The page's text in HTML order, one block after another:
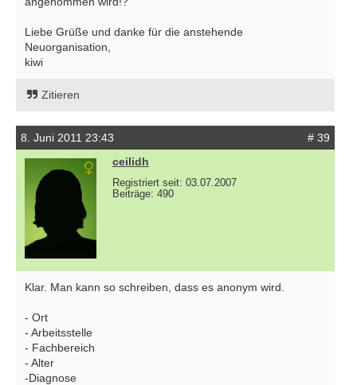
Liebe Grüße und danke für die anstehende
Neuorganisation,
kiwi
Zitieren
8. Juni 2011 23:43
# 39
ceilidh
Registriert seit: 03.07.2007
Beiträge: 490
Klar. Man kann so schreiben, dass es anonym wird.
- Ort
- Arbeitsstelle
- Fachbereich
- Alter
-Diagnose